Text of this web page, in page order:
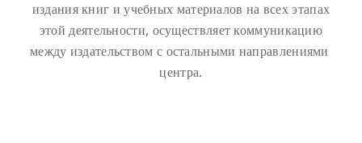
издания книг и учебных материалов на всех этапах
этой деятельности, осуществляет коммуникацию
между издательством с остальными направлениями
центра.